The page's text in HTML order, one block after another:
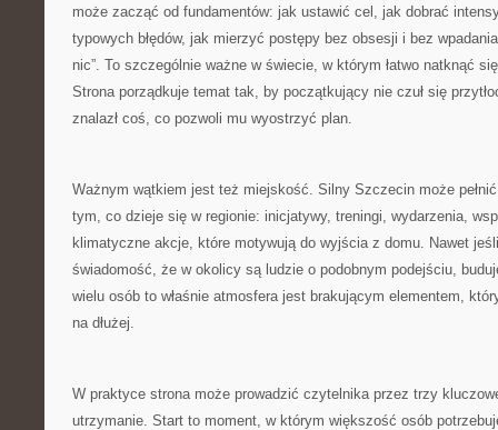
może zacząć od fundamentów: jak ustawić cel, jak dobrać
typowych błędów, jak mierzyć postępy bez obsesji i bez
nic”. To szczególnie ważne w świecie, w którym łatwo natknąć
Strona porządkuje temat tak, by początkujący nie czuł się
znalazł coś, co pozwoli mu wyostrzyć plan.
Ważnym wątkiem jest też miejskość. Silny Szczecin może
tym, co dzieje się w regionie: inicjatywy, treningi, wydarzenia,
klimatyczne akcje, które motywują do wyjścia z domu. Nawet
świadomość, że w okolicy są ludzie o podobnym podejściu,
wielu osób to właśnie atmosfera jest brakującym elementem,
na dłużej.
W praktyce strona może prowadzić czytelnika przez trzy
utrzymanie. Start to moment, w którym większość osób